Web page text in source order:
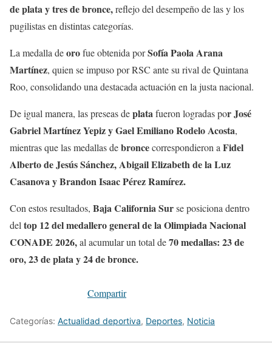
de plata y tres de bronce,reflejo del desempeño de las y los
pugilistas en distintas categorías.
La medalla deorofue obtenida porSofía Paola Arana
Martínez, quien se impuso por RSC ante su rival de Quintana
Roo, consolidando una destacada actuación en la justa nacional.
De igual manera, las preseas deplatafueron logradas por José
Gabriel Martínez Yepiz y Gael Emiliano Rodelo Acosta,
mientras que las medallas debroncecorrespondieron aFidel
Alberto de Jesús Sánchez, Abigail Elizabeth de la Luz
Casanova y Brandon Isaac Pérez Ramírez.
Con estos resultados, Baja California Surse posiciona dentro
deltop 12 del medallero general de la Olimpiada Nacional
CONADE 2026,al acumular un total de70 medallas: 23 de
oro, 23 de plata y 24 de bronce.
Compartir
Categorías: Actualidad deportiva, Deportes, Noticia